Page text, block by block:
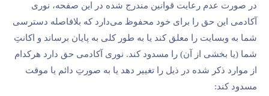
در صورت عدم رعایت قوانین مندرج شده در این صفحه، نوری
آکادمی این حق را برای خود محفوظ می‌دارد که بلافاصله دسترسی
شما به وبسایت را معلق کند یا به طور کلی به پایان برساند و اکانتِ
شما (یا بخشی از آن) را مسدود کند. نوری آکادمی حق دارد هرکدام
از موارد ذکر شده در ذیل را تغییر دهد یا به صورتِ دائم یا موقت
مسدود کند: